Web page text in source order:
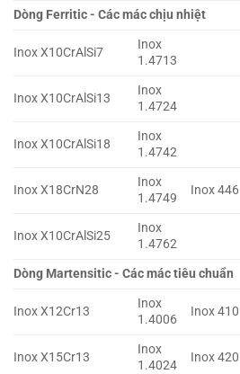
Dòng Ferritic - Các mác chịu nhiệt
Inox X10CrAlSi7
Inox
1.4713
Inox X10CrAlSi13
Inox
1.4724
Inox X10CrAlSi18
Inox
1.4742
Inox X18CrN28
Inox
1.4749
Inox 446
Inox X10CrAlSi25
Inox
1.4762
Dòng Martensitic - Các mác tiêu chuẩn
Inox X12Cr13
Inox
1.4006
Inox 410
Inox X15Cr13
Inox
1.4024
Inox 420